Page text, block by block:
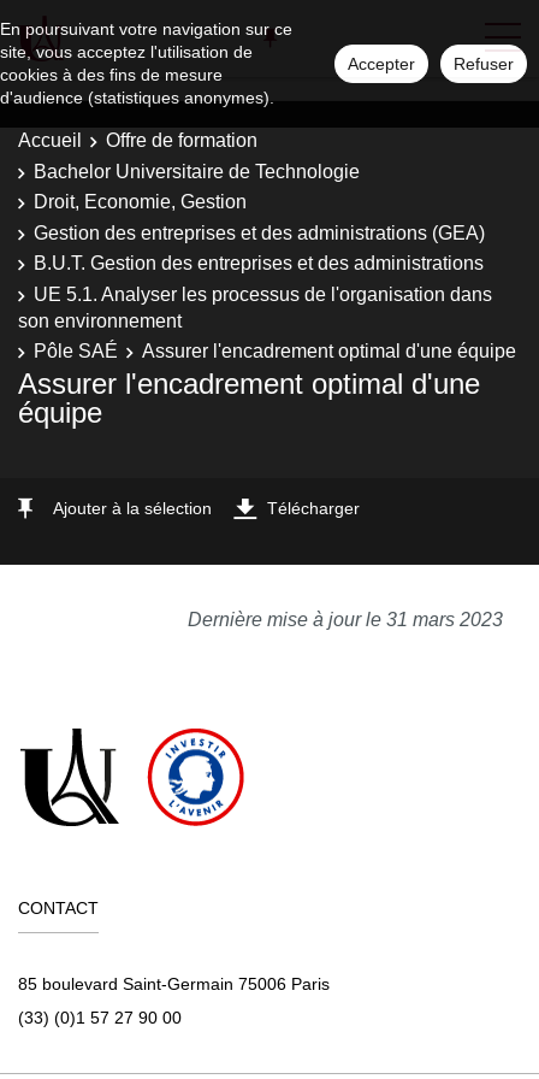
En poursuivant votre navigation sur ce
site, vous acceptez l'utilisation de
cookies à des fins de mesure
d'audience (statistiques anonymes).
Accepter Refuser
Accueil
Offre de formation
Bachelor Universitaire de Technologie
Droit, Economie, Gestion
Gestion des entreprises et des administrations (GEA)
B.U.T. Gestion des entreprises et des administrations
UE 5.1. Analyser les processus de l'organisation dans
son environnement
Pôle SAÉ
Assurer l'encadrement optimal d'une équipe
Assurer l'encadrement optimal d'une
équipe
Ajouter à la sélection Télécharger
Dernière mise à jour le 31 mars 2023
CONTACT
85 boulevard Saint-Germain 75006 Paris
(33) (0)1 57 27 90 00